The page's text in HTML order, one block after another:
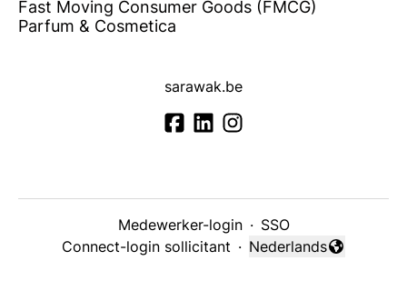
Fast Moving Consumer Goods (FMCG)
Parfum & Cosmetica
sarawak.be
Medewerker-login · SSO
Connect-login sollicitant ·
Taal wijzigen
Nederlands